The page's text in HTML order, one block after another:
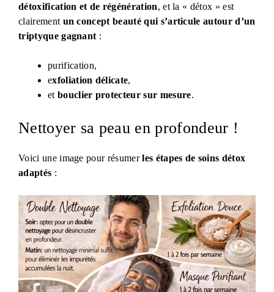
détoxification et de régénération, et la « détox » est
clairement un concept beauté qui s’articule autour d’un
triptyque gagnant :
purification,
exfoliation délicate,
et bouclier protecteur sur mesure.
Nettoyer sa peau en profondeur !
Voici une image pour résumerles étapes de soins détox
adaptés :